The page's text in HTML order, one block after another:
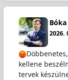
Bóka
2026.
kellene
tervek